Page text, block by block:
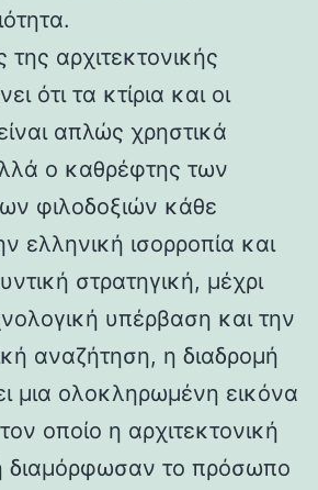
αρχιτεκτονικής
ότι τα κτίρια και οι
απλώς χρηστικά
ο καθρέφτης των
φιλοδοξιών κάθε
ελληνική ισορροπία και
στρατηγική, μέχρι
υπέρβαση και την
αναζήτηση, η διαδρομή
μια ολοκληρωμένη εικόνα
οποίο η αρχιτεκτονική
διαμόρφωσαν το πρόσωπο